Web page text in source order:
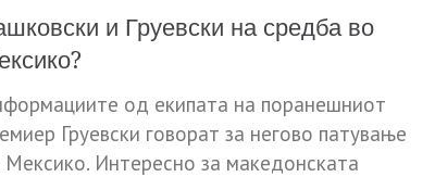
и Груевски на средба во
од екипата на поранешниот
Груевски говорат за негово патување
Мексико. Интересно за македонската